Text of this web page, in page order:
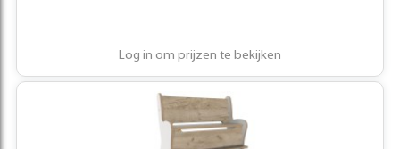
Log in om prijzen te bekijken